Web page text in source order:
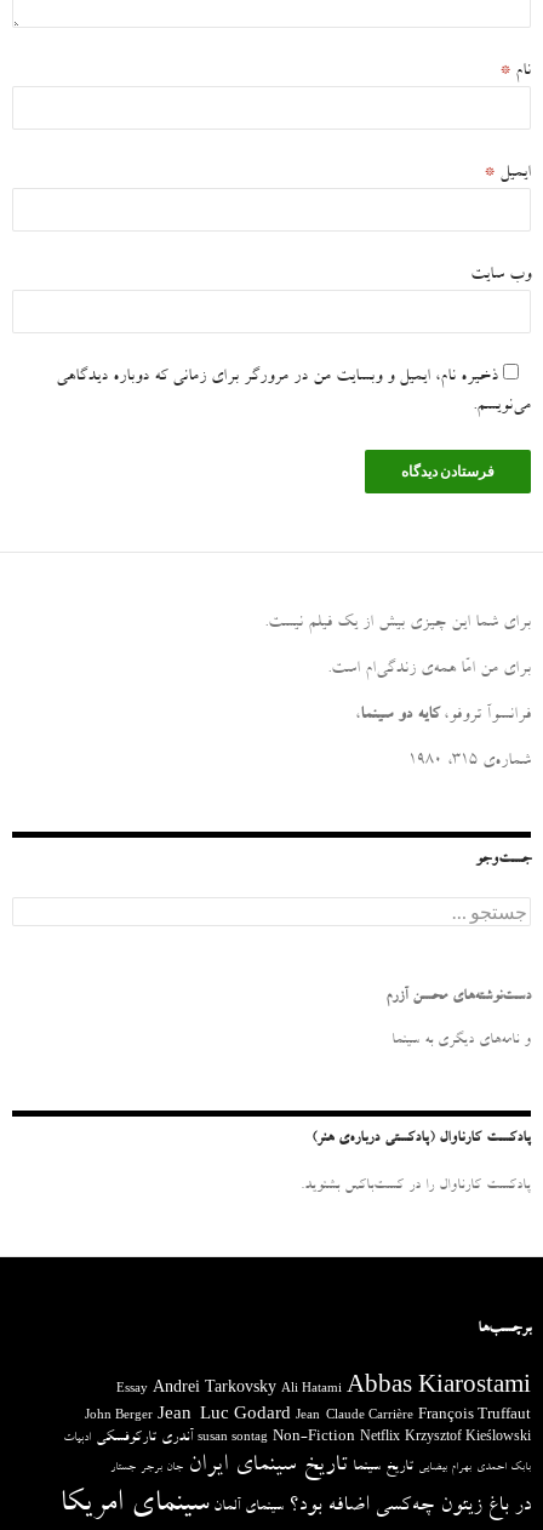
نام *
ایمیل *
وب‌ سایت
ذخیره نام، ایمیل و وبسایت من در مرورگر برای زمانی که دوباره دیدگاهی
می‌نویسم.
برای شما این چیزی بیش از یک فیلم نیست.
برای من امّا همه‌ی زندگی‌ام است.
فرانسوآ تروفو، کایه دو سینما،
شماره‌ی ۳۱۵، ۱۹۸۰
جست‌وجو
س
و
ر
دست‌نوشته‌های محسن آزرم
و نامه‌‌های دیگری به سینما
پادکست کارناوال (پادکستی درباره‌ی هنر)
پادکست کارناوال را در کست‌باکس بشنوید.
برچسب‌ها
Abbas Kiarostami
Ali Hatami
Andrei Tarkovsky
Essay
François Truffaut
Jean-Claude Carrière
Jean-Luc Godard
John Berger
Krzysztof Kieślowski
Netflix
Non-Fiction
susan sontag آندری تارکوفسکی ادبیات
بابک احمدی بهرام بیضایی تاریخ سینما تاریخ سینمای ایران جان برجر جستار
در باغ زیتون چه‌کسی اضافه بود؟ سینمای آلمان سینمای امریکا